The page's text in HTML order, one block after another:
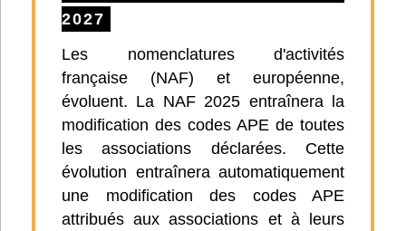
2027
Les nomenclatures d'activités
française (NAF) et européenne,
évoluent. La NAF 2025 entraînera la
modification des codes APE de toutes
les associations déclarées. Cette
évolution entraînera automatiquement
une modification des codes APE
attribués aux associations et à leurs